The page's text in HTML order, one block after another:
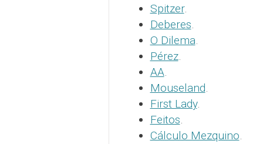
Spitzer.
Deberes.
O Dilema.
Pérez.
AA.
Mouseland.
First Lady.
Feitos.
Cálculo Mezquino.